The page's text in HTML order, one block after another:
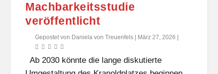
Machbarkeitsstudie
veröffentlicht
Gepostet von Daniela von Treuenfels März 27, 2026
Ab 2030 könnte die lange diskutierte